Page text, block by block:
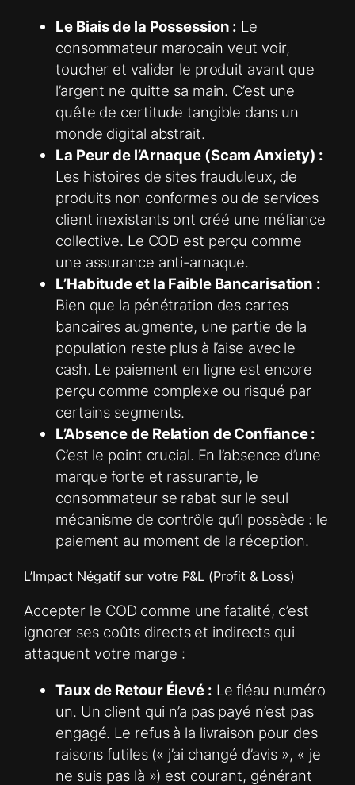
Le Biais de la Possession : Le
consommateur marocain veut voir,
toucher et valider le produit avant que
l’argent ne quitte sa main. C’est une
quête de certitude tangible dans un
monde digital abstrait.
La Peur de l’Arnaque (Scam Anxiety) :
Les histoires de sites frauduleux, de
produits non conformes ou de services
client inexistants ont créé une méfiance
collective. Le COD est perçu comme
une assurance anti-arnaque.
L’Habitude et la Faible Bancarisation :
Bien que la pénétration des cartes
bancaires augmente, une partie de la
population reste plus à l’aise avec le
cash. Le paiement en ligne est encore
perçu comme complexe ou risqué par
certains segments.
L’Absence de Relation de Confiance :
C’est le point crucial. En l’absence d’une
marque forte et rassurante, le
consommateur se rabat sur le seul
mécanisme de contrôle qu’il possède : le
paiement au moment de la réception.
L’Impact Négatif sur votre P&L (Profit & Loss)
Accepter le COD comme une fatalité, c’est
ignorer ses coûts directs et indirects qui
attaquent votre marge :
Taux de Retour Élevé : Le fléau numéro
un. Un client qui n’a pas payé n’est pas
engagé. Le refus à la livraison pour des
raisons futiles (« j’ai changé d’avis », « je
ne suis pas là ») est courant, générant